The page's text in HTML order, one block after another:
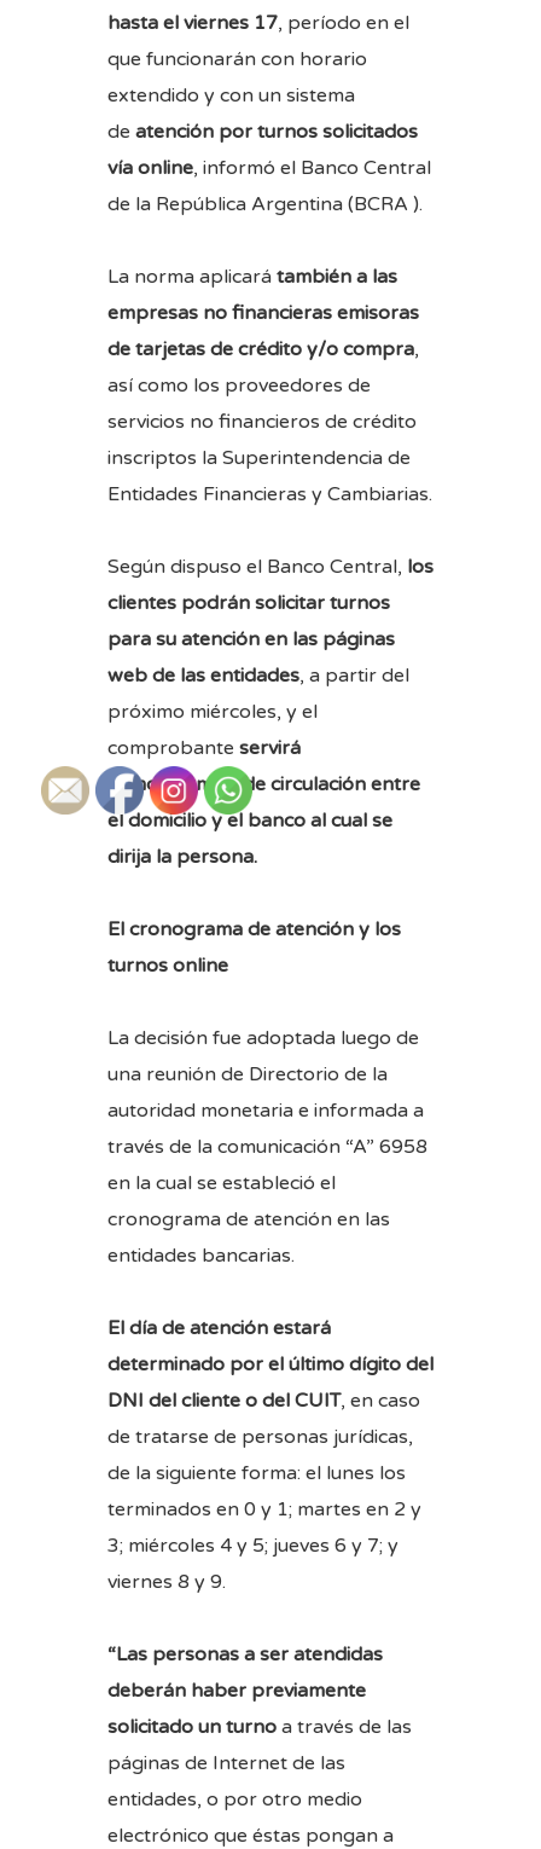
hasta el viernes 17, período en el
que funcionarán con horario
extendido y con un sistema
de atención por turnos solicitados
vía online, informó el Banco Central
de la República Argentina (BCRA ).
La norma aplicará también a las
empresas no financieras emisoras
de tarjetas de crédito y/o compra,
así como los proveedores de
servicios no financieros de crédito
inscriptos la Superintendencia de
Entidades Financieras y Cambiarias.
Según dispuso el Banco Central, los
clientes podrán solicitar turnos
para su atención en las páginas
web de las entidades, a partir del
próximo miércoles, y el
comprobante servirá
como permiso de circulación entre
el domicilio y el banco al cual se
dirija la persona.
El cronograma de atención y los
turnos online
La decisión fue adoptada luego de
una reunión de Directorio de la
autoridad monetaria e informada a
través de la comunicación “A” 6958
en la cual se estableció el
cronograma de atención en las
entidades bancarias.
El día de atención estará
determinado por el último dígito del
DNI del cliente o del CUIT, en caso
de tratarse de personas jurídicas,
de la siguiente forma: el lunes los
terminados en 0 y 1; martes en 2 y
3; miércoles 4 y 5; jueves 6 y 7; y
viernes 8 y 9.
“Las personas a ser atendidas
deberán haber previamente
solicitado un turno a través de las
páginas de Internet de las
entidades, o por otro medio
electrónico que éstas pongan a